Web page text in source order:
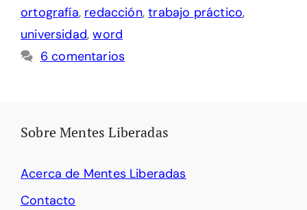
ortografía, redacción,trabajo práctico,
universidad,word
6 comentarios
Sobre Mentes Liberadas
Acerca de Mentes Liberadas
Contacto